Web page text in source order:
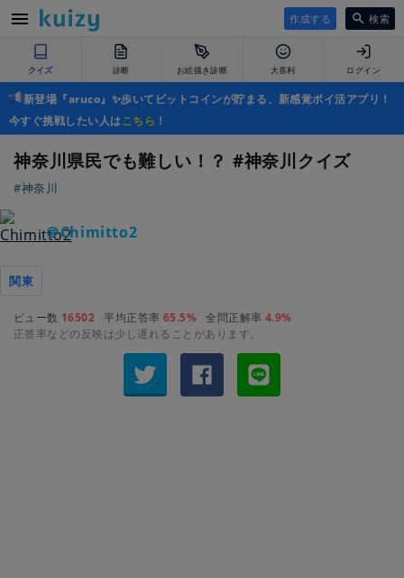
作成する 検索
クイズ 診断 お絵描き診断 大喜利 ログイン
新登場『aruco』✨歩いてビットコインが貯まる、新感覚ポイ活アプリ！
今すぐ挑戦したい人はこちら ！
神奈川県民でも難しい！？ #神奈川クイズ
#神奈川
＠Chimitto2
関東
ビュー数 16502 平均正答率 65.5% 全問正解率 4.9%
正答率などの反映は少し遅れることがあります。